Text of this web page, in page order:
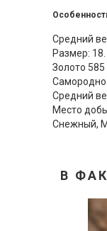
Средний
Размер: 18.
Золото 585
Средний
Место
Снежный,
В